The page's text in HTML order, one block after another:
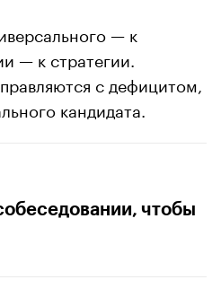
— к
— к стратегии.
с дефицитом,
кандидата.
чтобы